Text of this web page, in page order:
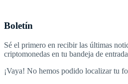
Boletín
Sé el primero en recibir las últimas
criptomonedas en tu bandeja de
¡Vaya! No hemos podido localizar tu